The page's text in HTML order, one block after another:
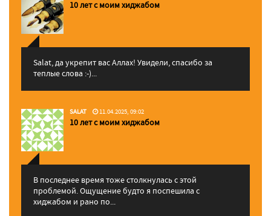
10 лет с моим хиджабом
Salat, да укрепит вас Аллаx! Увидели, спасибо за
теплые слова :-)...
SALAT 11.04.2025, 09:02
10 лет с моим хиджабом
В последнее время тоже столкнулась с этой
проблемой. Ощущение будто я поспешила с
хиджабом и рано по...